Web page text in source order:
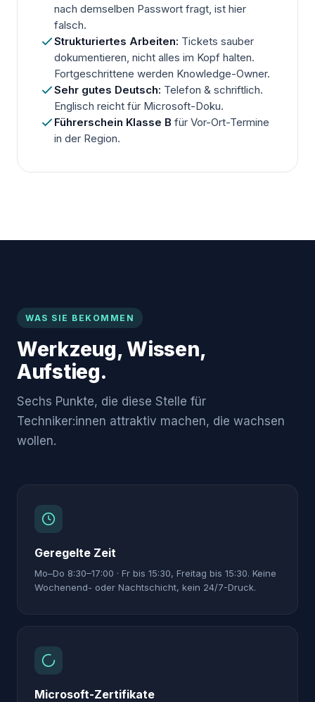
nach demselben Passwort fragt, ist hier
falsch.
Strukturiertes Arbeiten: Tickets sauber
dokumentieren, nicht alles im Kopf halten.
Fortgeschrittene werden Knowledge-Owner.
Sehr gutes Deutsch: Telefon & schriftlich.
Englisch reicht für Microsoft-Doku.
Führerschein Klasse B für Vor-Ort-Termine
in der Region.
WAS SIE BEKOMMEN
Werkzeug, Wissen,
Aufstieg.
Sechs Punkte, die diese Stelle für
Techniker:innen attraktiv machen, die wachsen
wollen.
Geregelte Zeit
Mo–Do 8:30–17:00 · Fr bis 15:30, Freitag bis 15:30. Keine
Wochenend- oder Nachtschicht, kein 24/7-Druck.
Microsoft-Zertifikate